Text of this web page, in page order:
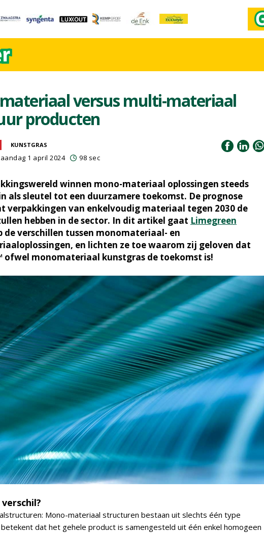
versus multi-materiaal
producten
KUNSTGRAS
1 april 2024 98 sec
winnen mono-materiaal oplossingen steeds
als sleutel tot een duurzamere toekomst. De prognose
verpakkingen van enkelvoudig materiaal tegen 2030 de
hebben in de sector. In dit artikel gaat Limegreen
de verschillen tussen monomateriaal- en
en lichten ze toe waarom zij geloven dat
ofwel monomateriaal kunstgras de toekomst is!
Mono-materiaal structuren bestaan uit slechts één type
dat het gehele product is samengesteld uit één enkel homogeen